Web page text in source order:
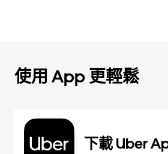
使用 App 更輕鬆
下載 Uber